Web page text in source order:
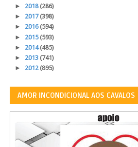
► 2018(286)
► 2017(398)
► 2016(594)
► 2015(593)
► 2014(485)
► 2013 (741)
► 2012(895)
AMOR INCONDICIONAL AOS CAVALOS